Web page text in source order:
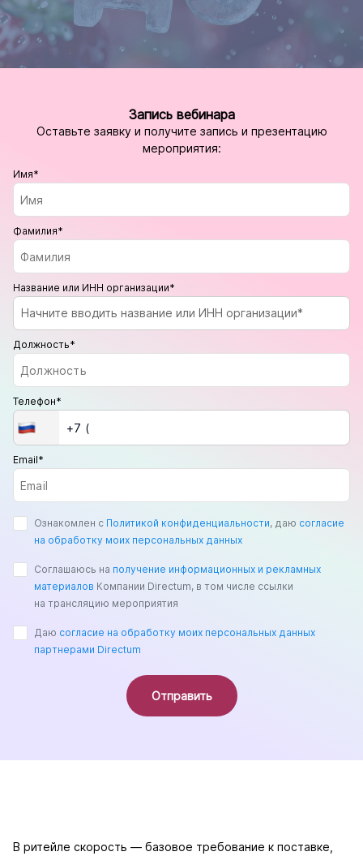
Запись вебинара
Оставьте заявку и получите запись и презентацию
мероприятия:
Имя*
Фамилия*
Название или ИНН организации*
Начните вводить название или ИНН организации*
Должность*
Телефон*
Email*
Ознакомлен с Политикой конфиденциальности, даю согласие
на обработку моих персональных данных
Соглашаюсь на получение информационных и рекламных
материалов Компании Directum, в том числе ссылки
на трансляцию мероприятия
Даю согласие на обработку моих персональных данных
партнерами Directum
Отправить
В ритейле скорость — базовое требование к поставке,